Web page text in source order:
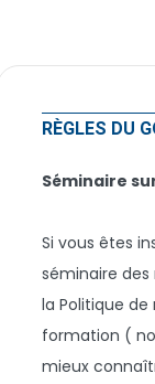
RÈGLES DU
Séminaire
Si vous êtes
séminaire des
la Politique
formation (
mieux